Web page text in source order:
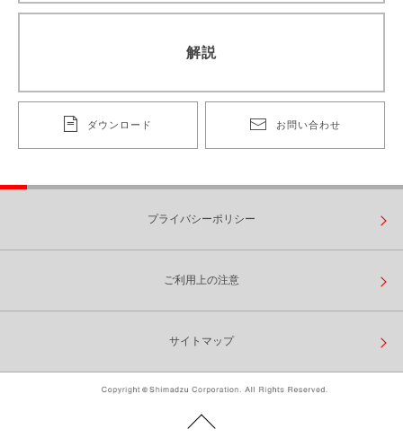
解説
ダウンロード お問い合わせ
プライバシーポリシー
ご利用上の注意
サイトマップ